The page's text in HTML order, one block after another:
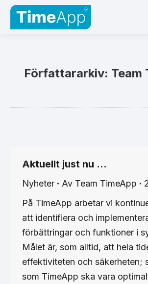
Författararkiv: Team
Aktuellt just nu …
Nyheter Av Team TimeApp
På TimeApp arbetar vi
att identifiera och
förbättringar och funktioner i
Målet är, som alltid, att hela
effektiviteten och säkerheten;
som TimeApp ska vara